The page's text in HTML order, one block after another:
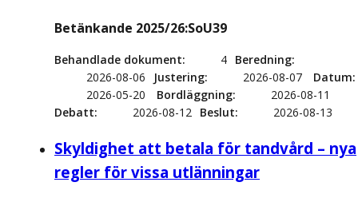
Betänkande 2025/26:SoU39
Behandlade dokument 4 Beredning
2026-08-06
Justering 2026-08-07
Datum
2026-05-20
Bordläggning
2026-08-11
Debatt
2026-08-12 Beslut 2026-08-13
Skyldighet att betala för tandvård – nya
regler för vissa utlänningar